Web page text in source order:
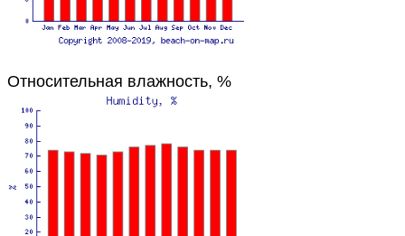
Относительная влажность, %